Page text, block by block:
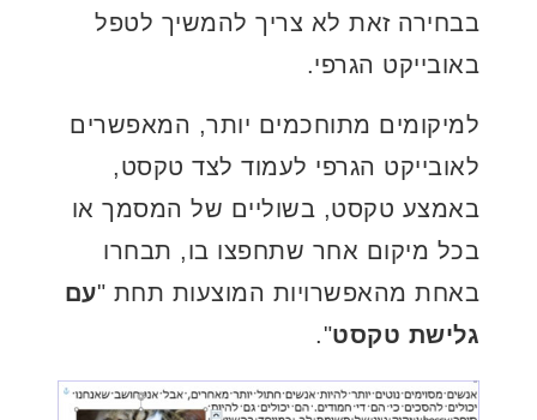
בבחירה זאת לא צריך להמשיך לטפל
באובייקט הגרפי.
למיקומים מתוחכמים יותר, המאפשרים
לאובייקט הגרפי לעמוד לצד טקסט,
באמצע טקסט, בשוליים של המסמך או
בכל מיקום אחר שתחפצו בו, תבחרו
באחת מהאפשרויות המוצעות תחת "עם
גלישת טקסט".